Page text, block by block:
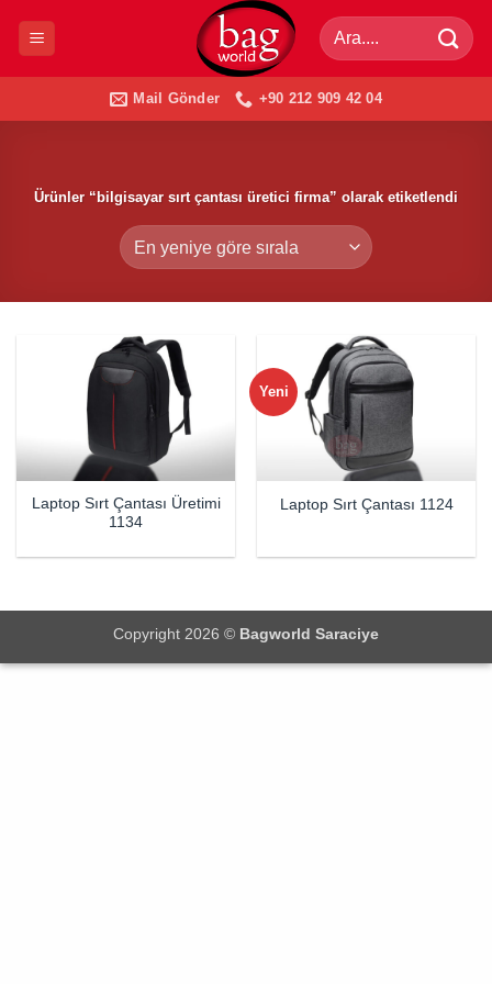
Ara:
Mail Gönder +90 212 909 42 04
Ürünler “bilgisayar sırt çantası üretici firma” olarak etiketlendi
Laptop Sırt Çantası Üretimi
1134
Yeni
Laptop Sırt Çantası 1124
Copyright 2026 © Bagworld Saraciye